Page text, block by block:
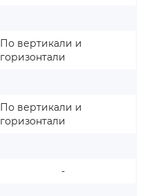
По вертикали и
горизонтали
По вертикали и
горизонтали
-